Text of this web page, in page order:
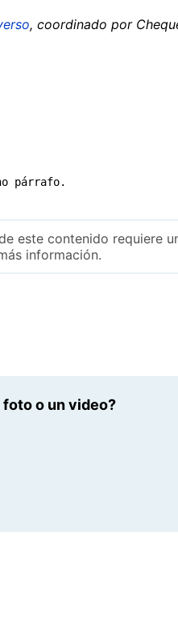
, coordinado por
párrafo.
este contenido requiere
información.
foto o un video?